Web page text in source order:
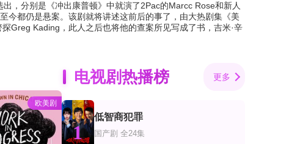
，分别是《冲出康普顿》中就演了2Pac的Marcc Rose和新人
今都仍是悬案。该剧就将讲述这前后的事了，由大热剧集《美
Greg Kading，此人之后也将他的查案所见写成了书，吉米·辛
欧美剧
电视剧热播榜 更多
1
低智商犯罪
国产剧 全24集